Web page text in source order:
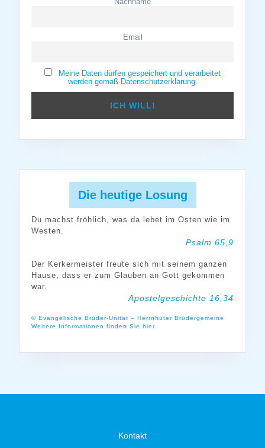
Nachname
Email
Meine Daten dürfen gespeichert und verarbeitet
werden gemäß Datenschutzerklärung.
Die heutige Losung
Du machst fröhlich, was da lebet im Osten wie im
Westen.
Psalm 65,9
Der Kerkermeister freute sich mit seinem ganzen
Hause, dass er zum Glauben an Gott gekommen
war.
Apostelgeschichte 16,34
© Evangelische Brüder-Unität – Herrnhuter Brüdergemeine
Weitere Informationen finden Sie hier
Kontakt